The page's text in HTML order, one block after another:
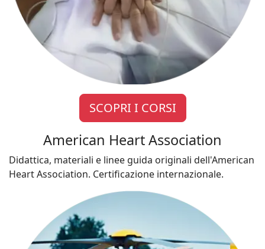
SCOPRI I CORSI
American Heart Association
Didattica, materiali e linee guida originali dell'American
Heart Association. Certificazione internazionale.